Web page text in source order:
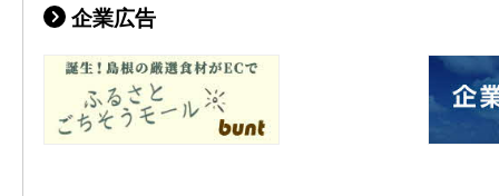
企業広告